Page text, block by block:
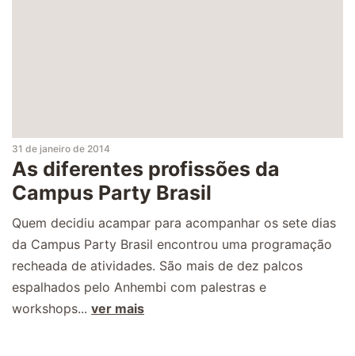
31 de janeiro de 2014
As diferentes profissões da
Campus Party Brasil
Quem decidiu acampar para acompanhar os sete dias
da Campus Party Brasil encontrou uma programação
recheada de atividades. São mais de dez palcos
espalhados pelo Anhembi com palestras e
workshops... ver mais